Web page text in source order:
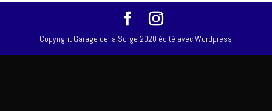
Copyright Garage de la Sorge 2020 édité avec Wordpress